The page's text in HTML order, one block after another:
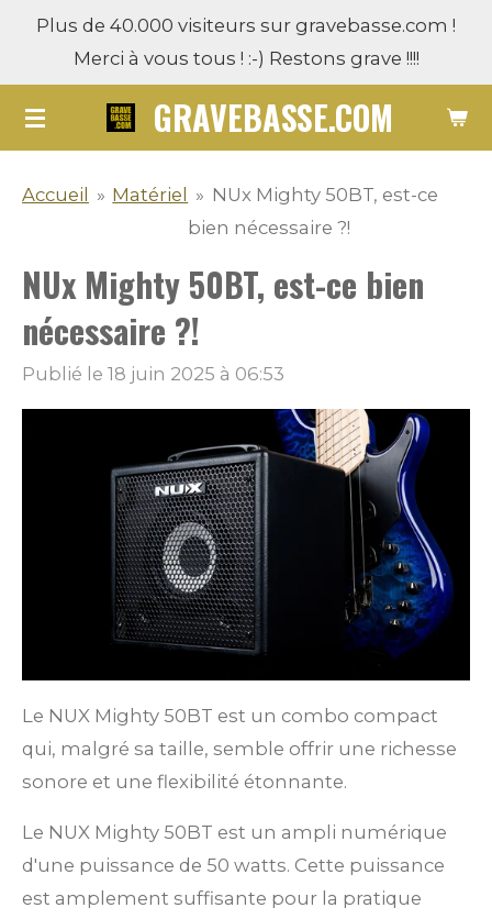
Passer
contenu
principal
GRAVEBASSE.COM
Plus de 40.000 visiteurs sur gravebasse.com !
Merci à vous tous ! :-) Restons grave !!!!
Accueil » Matériel » NUx Mighty 50BT, est-ce
bien nécessaire ?!
NUx Mighty 50BT, est-ce bien
nécessaire ?!
Publié le 18 juin 2025 à 06:53
Le NUX Mighty 50BT est un combo compact
qui, malgré sa taille, semble offrir une richesse
sonore et une flexibilité étonnante.
Le NUX Mighty 50BT est un ampli numérique
d'une puissance de 50 watts. Cette puissance
est amplement suffisante pour la pratique